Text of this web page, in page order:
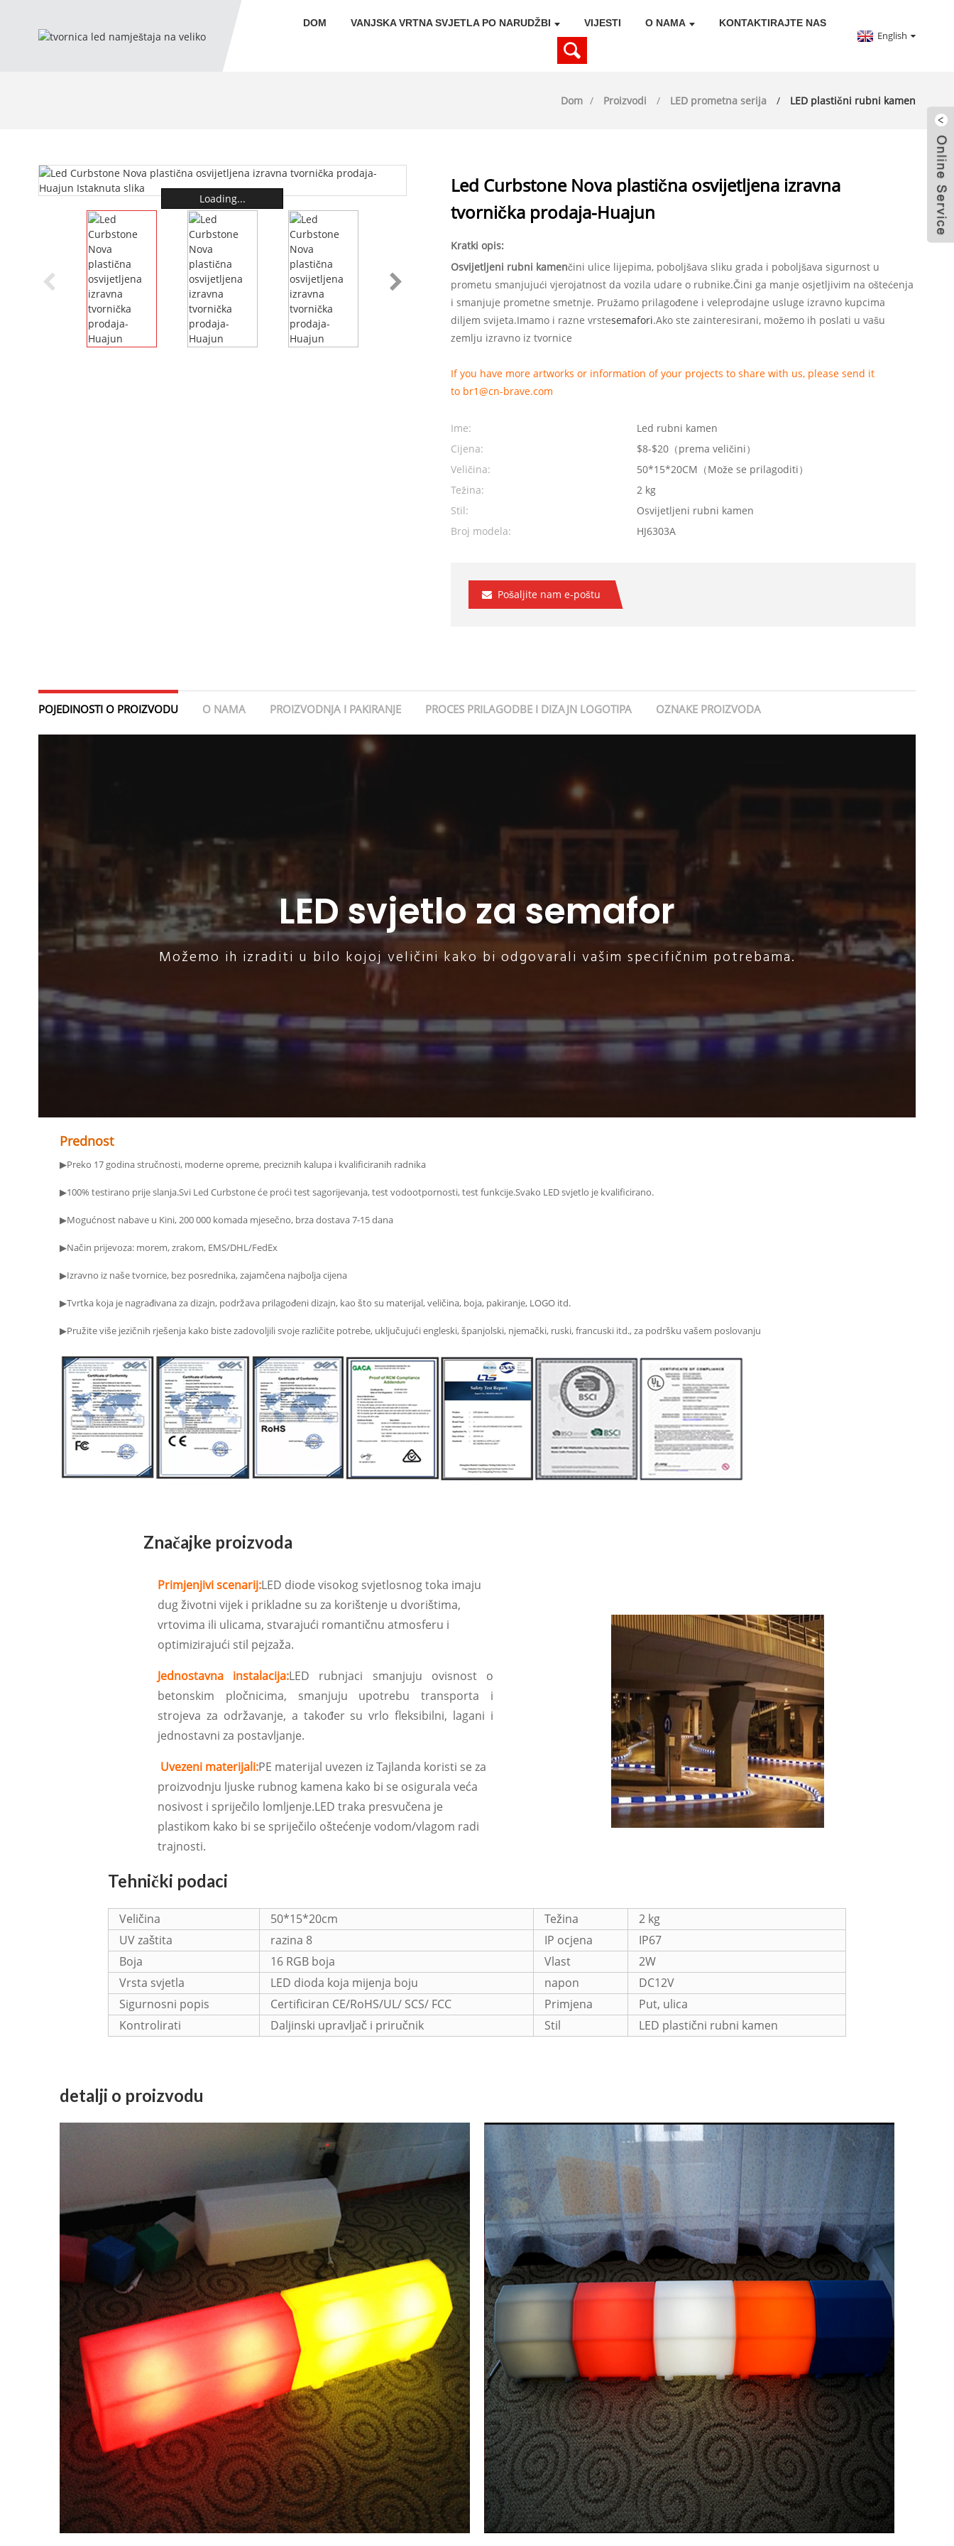
DOM VANJSKA VRTNA SVJETLA PO NARUDŽBI VIJESTI O NAMA KONTAKTIRAJTE NAS
English
Dom Proizvodi LED prometna serija LED plastični rubni kamen
Loading...
Led Curbstone Nova plastična osvijetljena izravna
tvornička prodaja-Huajun
Kratki opis:
Osvijetljeni rubni kamenčini ulice lijepima, poboljšava sliku grada i poboljšava sigurnost u
prometu smanjujući vjerojatnost da vozila udare o rubnike.Čini ga manje osjetljivim na oštećenja
i smanjuje prometne smetnje. Pružamo prilagođene i veleprodajne usluge izravno kupcima
diljem svijeta.Imamo i razne vrstesemafori.Ako ste zainteresirani, možemo ih poslati u vašu
zemlju izravno iz tvornice
If you have more artworks or information of your projects to share with us, please send it
to br1@cn-brave.com
Ime:
Led rubni kamen
Cijena:
$8-$20（prema veličini）
Veličina:
50*15*20CM（Može se prilagoditi）
Težina:
2 kg
Stil:
Osvijetljeni rubni kamen
Broj modela:
HJ6303A
Pošaljite nam e-poštu
POJEDINOSTI O PROIZVODU O NAMA PROIZVODNJA I PAKIRANJE PROCES PRILAGODBE I DIZAJN LOGOTIPA OZNAKE PROIZVODA
LED svjetlo za semafor
Možemo ih izraditi u bilo kojoj veličini kako bi odgovarali vašim specifičnim potrebama.
Prednost
▶Preko 17 godina stručnosti, moderne opreme, preciznih kalupa i kvalificiranih radnika
▶100% testirano prije slanja.Svi Led Curbstone će proći test sagorijevanja, test vodootpornosti, test funkcije.Svako LED svjetlo je kvalificirano.
▶Mogućnost nabave u Kini, 200 000 komada mjesečno, brza dostava 7-15 dana
▶Način prijevoza: morem, zrakom, EMS/DHL/FedEx
▶Izravno iz naše tvornice, bez posrednika, zajamčena najbolja cijena
▶Tvrtka koja je nagrađivana za dizajn, podržava prilagođeni dizajn, kao što su materijal, veličina, boja, pakiranje, LOGO itd.
▶Pružite više jezičnih rješenja kako biste zadovoljili svoje različite potrebe, uključujući engleski, španjolski, njemački, ruski, francuski itd., za podršku vašem poslovanju
Značajke proizvoda
Primjenjivi scenarij:LED diode visokog svjetlosnog toka imaju
dug životni vijek i prikladne su za korištenje u dvorištima,
vrtovima ili ulicama, stvarajući romantičnu atmosferu i
optimizirajući stil pejzaža.
Jednostavna instalacija:LED rubnjaci smanjuju ovisnost o
betonskim pločnicima, smanjuju upotrebu transporta i
strojeva za održavanje, a također su vrlo fleksibilni, lagani i
jednostavni za postavljanje.
Uvezeni materijali:PE materijal uvezen iz Tajlanda koristi se za
proizvodnju ljuske rubnog kamena kako bi se osigurala veća
nosivost i spriječilo lomljenje.LED traka presvučena je
plastikom kako bi se spriječilo oštećenje vodom/vlagom radi
trajnosti.
Tehnički podaci
Veličina 50*15*20cm Težina
2 kg
UV zaštita
razina 8 IP ocjena
IP67
Boja
16 RGB boja Vlast
2W
Vrsta svjetla
LED dioda koja mijenja boju napon
DC12V
Sigurnosni popis
Certificiran CE/RoHS/UL/ SCS/ FCC Primjena
Put, ulica
Kontrolirati
Daljinski upravljač i priručnik Stil LED plastični rubni kamen
detalji o proizvodu